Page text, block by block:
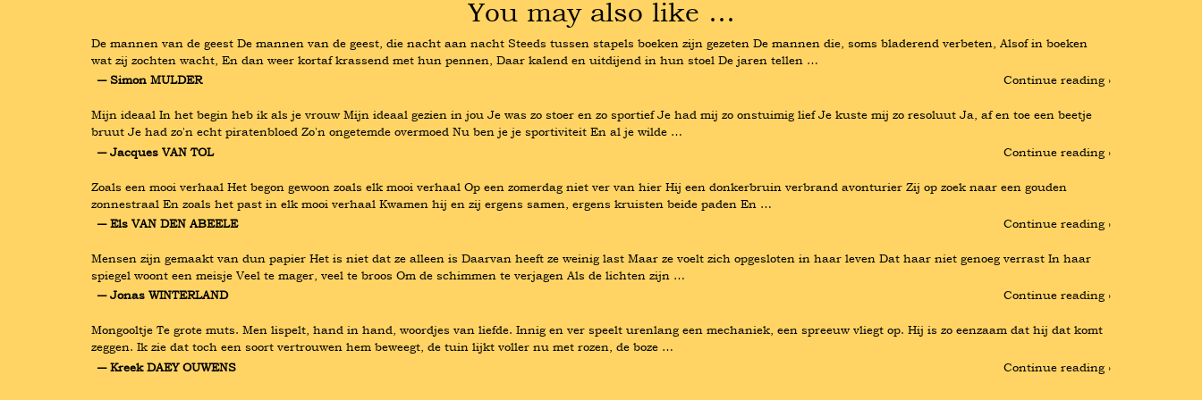
You may also like …
De mannen van de geest De mannen van de geest, die nacht aan nacht Steeds tussen stapels boeken zijn gezeten De mannen die, soms bladerend verbeten, Alsof in boeken
wat zij zochten wacht, En dan weer kortaf krassend met hun pennen, Daar kalend en uitdijend in hun stoel De jaren tellen …
― Simon MULDER
Continue reading ›
Mijn ideaal In het begin heb ik als je vrouw Mijn ideaal gezien in jou Je was zo stoer en zo sportief Je had mij zo onstuimig lief Je kuste mij zo resoluut Ja, af en toe een beetje
bruut Je had zo'n echt piratenbloed Zo'n ongetemde overmoed Nu ben je je sportiviteit En al je wilde …
― Jacques VAN TOL
Continue reading ›
Zoals een mooi verhaal Het begon gewoon zoals elk mooi verhaal Op een zomerdag niet ver van hier Hij een donkerbruin verbrand avonturier Zij op zoek naar een gouden
zonnestraal En zoals het past in elk mooi verhaal Kwamen hij en zij ergens samen, ergens kruisten beide paden En …
― Els VAN DEN ABEELE
Continue reading ›
Mensen zijn gemaakt van dun papier Het is niet dat ze alleen is Daarvan heeft ze weinig last Maar ze voelt zich opgesloten in haar leven Dat haar niet genoeg verrast In haar
spiegel woont een meisje Veel te mager, veel te broos Om de schimmen te verjagen Als de lichten zijn …
― Jonas WINTERLAND
Continue reading ›
Mongooltje Te grote muts. Men lispelt, hand in hand, woordjes van liefde. Innig en ver speelt urenlang een mechaniek, een spreeuw vliegt op. Hij is zo eenzaam dat hij dat komt
zeggen. Ik zie dat toch een soort vertrouwen hem beweegt, de tuin lijkt voller nu met rozen, de boze …
― Kreek DAEY OUWENS
Continue reading ›